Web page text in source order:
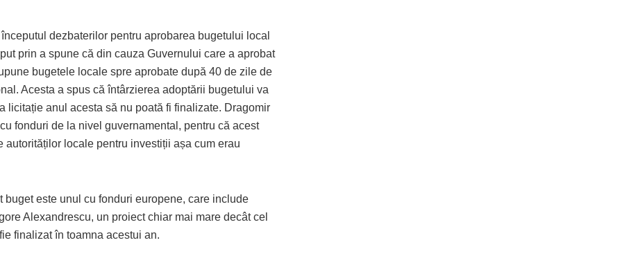
dezbaterilor pentru aprobarea bugetului local
prin a spune că din cauza Guvernului care a aprobat
bugetele locale spre aprobate după 40 de zile de
Acesta a spus că întârzierea adoptării bugetului va
licitație anul acesta să nu poată fi finalizate. Dragomir
fonduri de la nivel guvernamental, pentru că acest
locale pentru investiții așa cum erau
este unul cu fonduri europene, care include
Alexandrescu, un proiect chiar mai mare decât cel
finalizat în toamna acestui an.